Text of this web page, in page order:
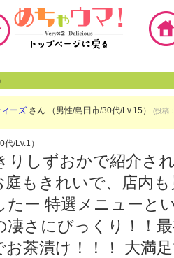
ィーズ さん （男性/島田市/30代/Lv.15） (投稿
/Lv.1）
りしずおかで紹介さ
もきれいで、店内
たー 特選メニューと
凄さにびっくり！！
お茶漬け！！！ 大満